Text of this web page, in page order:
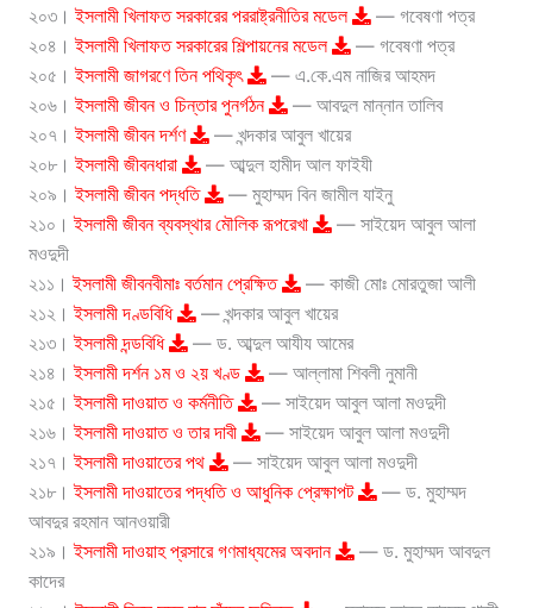
২০৩।ইসলামী খিলাফত সরকারের পররাষ্ট্রনীতির মডেল
— গবেষণা পত্র
২০৪।ইসলামী খিলাফত সরকারের শিল্পায়নের মডেল
— গবেষণা পত্র
২০৫।ইসলামী জাগরণে তিন পথিকৃৎ
— এ.কে.এম নাজির আহমদ
২০৬।ইসলামী জীবন ও চিন্তার পুনর্গঠন
— আবদুল মান্নান তালিব
২০৭।ইসলামী জীবন দর্শণ
— খন্দকার আবুল খায়ের
২০৮।ইসলামী জীবনধারা
— আব্দুল হামীদ আল ফাইযী
২০৯।ইসলামী জীবন পদ্ধতি
— মুহাম্মদ বিন জামীল যাইনু
২১০।ইসলামী জীবন ব্যবস্থার মৌলিক রূপরেখা
— সাইয়েদ আবুল আলা
মওদুদী
২১১।ইসলামী জীবনবীমাঃ বর্তমান প্রেক্ষিত
— কাজী মোঃ মোরতুজা আলী
২১২।ইসলামী দণ্ডবিধি
— খন্দকার আবুল খায়ের
২১৩।ইসলামী দন্ডবিধি
— ড. আব্দুল আযীয আমের
২১৪।ইসলামী দর্শন ১ম ও ২য় খণ্ড
— আল্লামা শিবলী নুমানী
২১৫।ইসলামী দাওয়াত ও কর্মনীতি
— সাইয়েদ আবুল আলা মওদুদী
২১৬।ইসলামী দাওয়াত ও তার দাবী
— সাইয়েদ আবুল আলা মওদুদী
২১৭।ইসলামী দাওয়াতের পথ
— সাইয়েদ আবুল আলা মওদুদী
২১৮।ইসলামী দাওয়াতের পদ্ধতি ও আধুনিক প্রেক্ষাপট
— ড. মুহাম্মদ
আবদুর রহমান আনওয়ারী
২১৯।ইসলামী দাওয়াহ প্রসারে গণমাধ্যমের অবদান
— ড. মুহাম্মদ আবদুল
কাদের